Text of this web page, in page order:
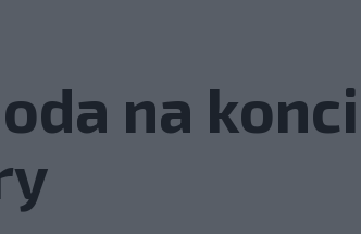
na